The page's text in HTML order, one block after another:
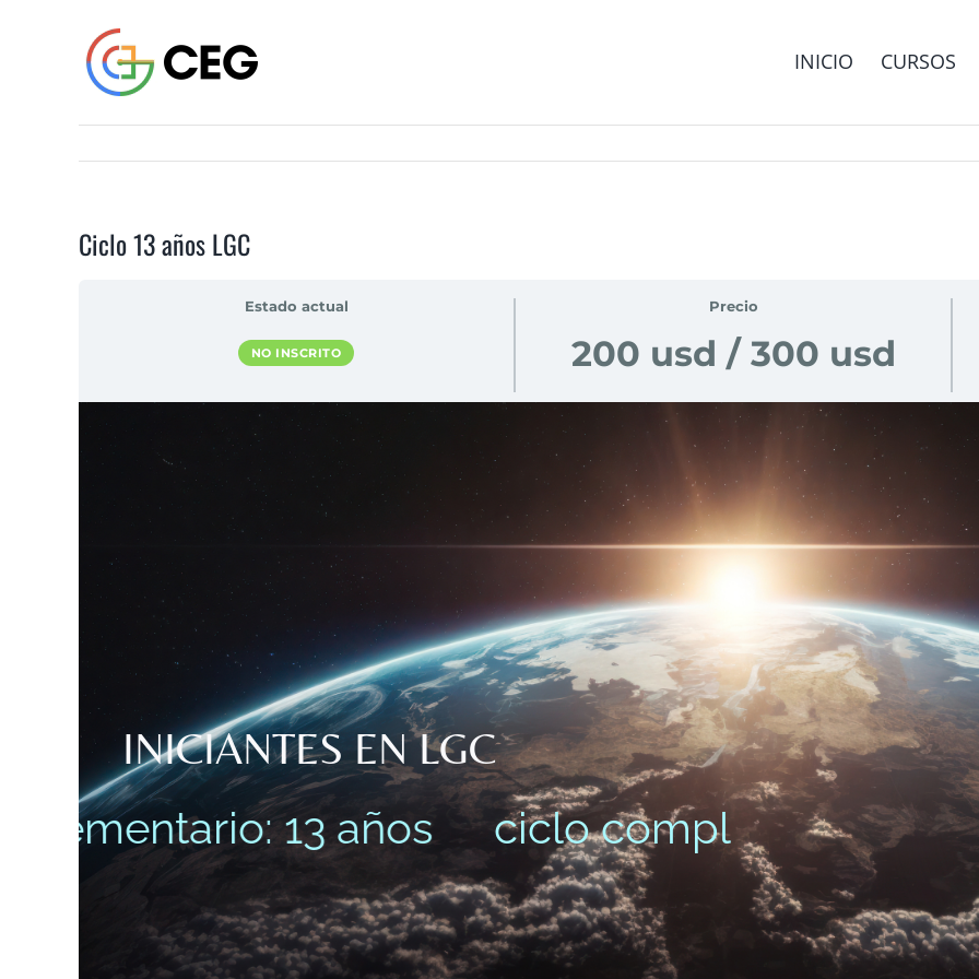
contenido
INICIO CURSOS
Ciclo 13 años LGC
Estado actual
NO INSCRITO
Precio
200 usd / 300 usd
INICIANTES EN LGC
13 años ciclo complementario: 13